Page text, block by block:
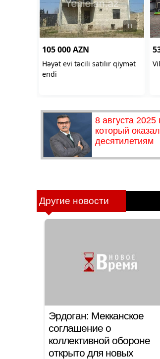
Другие новости
Эрдоган: Мекканское
соглашение о
коллективной обороне
открыто для новых